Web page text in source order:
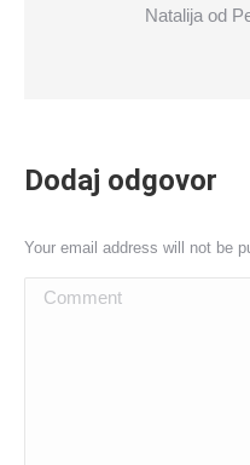
Natalija od
Dodaj odgovor
Your email address will not be
Comment